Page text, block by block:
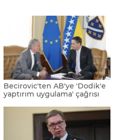
Becirovic'ten AB'ye 'Dodik'e
yaptırım uygulama' çağrısı